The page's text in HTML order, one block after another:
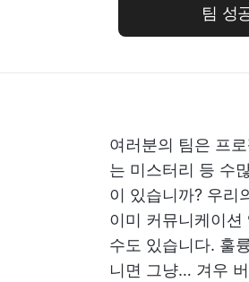
팀 성
여러분의 팀은 프
는 미스터리 등 수
이 있습니까? 우리
이미 커뮤니케이
수도 있습니다. 훌
니면 그냥… 겨우